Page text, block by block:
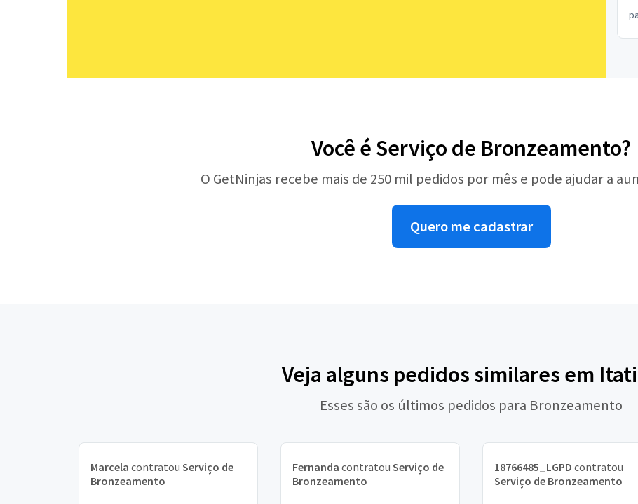
Você é Serviço de Bronzeamento?
O GetNinjas recebe mais de 250 mil pedidos por mês e pode ajudar a
Quero me cadastrar
Veja alguns pedidos similares em
Esses são os últimos pedidos para Bronzeamento
Marcela contratou Serviço de
Bronzeamento
Fernanda contratou Serviço de
Bronzeamento
18766485_LGPD contratou
Serviço de Bronzeamento